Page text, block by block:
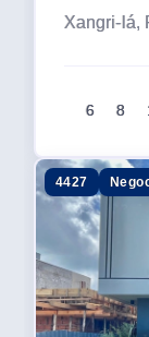
Xangri-lá,
6 8
4427